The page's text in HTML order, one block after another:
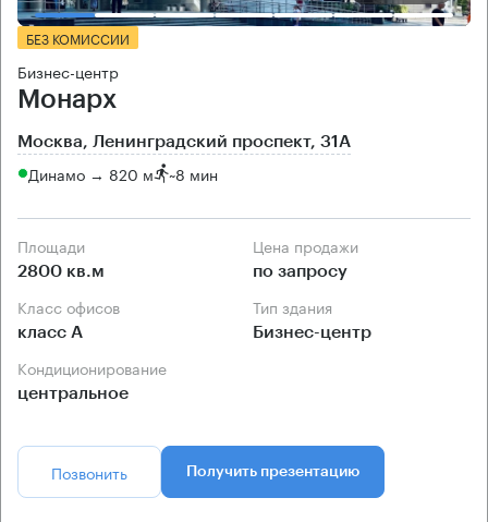
БЕЗ КОМИССИИ
Бизнес-центр
Монарх
Москва, Ленинградский проспект, 31А
Динамо → 820 м ~8 мин
Площади
2800 кв.м
Цена продажи
по запросу
Класс офисов
класс А
Тип здания
Бизнес-центр
Кондиционирование
центральное
Позвонить Получить презентацию